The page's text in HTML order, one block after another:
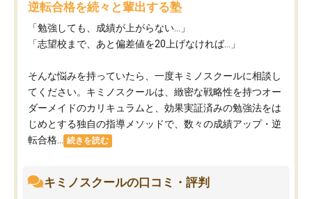
逆転合格を続々と輩出する塾
「勉強しても、成績が上がらない…」
「志望校まで、あと偏差値を20上げなければ…」
そんな悩みを持っていたら、一度キミノスクールに相談し
てください。キミノスクールは、緻密な戦略性を持つオー
ダーメイドのカリキュラムと、効果実証済みの勉強法をは
じめとする独自の指導メソッドで、数々の成績アップ・逆
転合格...
続きを読む
キミノスクールの口コミ・評判